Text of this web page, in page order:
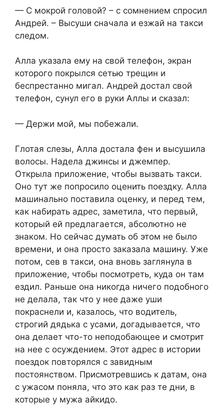
— С мокрой головой? – с сомнением спросил
Андрей. – Высуши сначала и езжай на такси
следом.
Алла указала ему на свой телефон, экран
которого покрылся сетью трещин и
беспрестанно мигал. Андрей достал свой
телефон, сунул его в руки Аллы и сказал:
— Держи мой, мы побежали.
Глотая слезы, Алла достала фен и высушила
волосы. Надела джинсы и джемпер.
Открыла приложение, чтобы вызвать такси.
Оно тут же попросило оценить поездку. Алла
машинально поставила оценку, и перед тем,
как набирать адрес, заметила, что первый,
который ей предлагается, абсолютно не
знаком. Но сейчас думать об этом не было
времени, и она просто заказала машину. Уже
потом, сев в такси, она вновь заглянула в
приложение, чтобы посмотреть, куда он там
ездил. Раньше она никогда ничего подобного
не делала, так что у нее даже уши
покраснели и, казалось, что водитель,
строгий дядька с усами, догадывается, что
она делает что-то неподобающее и смотрит
на нее с осуждением. Этот адрес в истории
поездок повторялся с завидным
постоянством. Присмотревшись к датам, она
с ужасом поняла, что это как раз те дни, в
которые у мужа айкидо.